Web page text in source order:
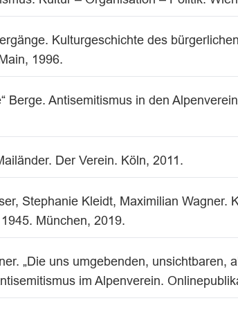
Kulturgeschichte des
1996.
Berge. Antisemitismus in den
Der Verein. Köln, 2011.
Stephanie Kleidt, Maximilian Wagner.
München, 2019.
„Die uns umgebenden, unsichtbaren,
im Alpenverein.